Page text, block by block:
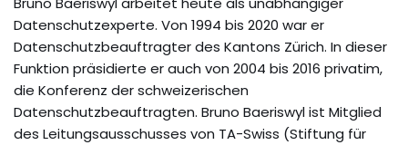
Datenschutzexperte. Von 1994 bis 2020 war er
Datenschutzbeauftragter des Kantons Zürich. In dieser
Funktion präsidierte er auch von 2004 bis 2016 privatim,
die Konferenz der schweizerischen
Datenschutzbeauftragten. Bruno Baeriswyl ist Mitglied
des Leitungsausschusses von TA-Swiss (Stiftung für